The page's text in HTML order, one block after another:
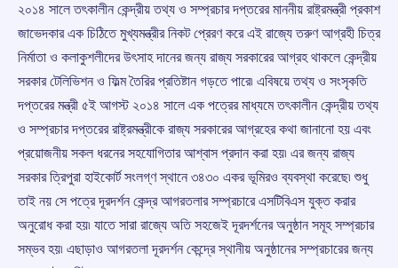
২০১৪ সালে তৎকালীন কেন্দ্রীয় তথ্য ও সম্প্রচার দপ্তরের মাননীয় রাষ্ট্রমন্ত্রী প্রকাশ
জাভেদকার এক চিঠিতে মুখ্যমন্ত্রীর নিকট প্রেরণ করে এই রাজ্যে তরুণ আগ্রহী চিত্র
নির্মাতা ও কলাকুশলীদের উৎসাহ দানের জন্য রাজ্য সরকারের আগ্রহ থাকলে কেন্দ্রীয়
সরকার টেলিভিশন ও ফিল্ম তৈরির প্রতিষ্টান গড়তে পারে৷ এবিষয়ে তথ্য ও সংসৃকতি
দপ্তরের মন্ত্রী ৫ই আগস্ট ২০১৪ সালে এক পত্রের মাধ্যমে তৎকালীন কেন্দ্রীয় তথ্য
ও সম্প্রচার দপ্তরের রাষ্ট্রমন্ত্রীকে রাজ্য সরকারের আগ্রহের কথা জানানো হয় এবং
প্রয়োজনীয় সকল ধরনের সহযোগিতার আশ্বাস প্রদান করা হয়৷ এর জন্য রাজ্য
সরকার ত্রিপুরা হাইকোর্ট সংলগ্ণ স্থানে ৩৪৩০ একর ভূমিরও ব্যবস্থা করেছে৷ শুধু
তাই নয় সে পত্রে দূরদর্শন কেন্দ্র আগরতলার সম্প্রচারে এসটিবিএস যুক্ত করার
অনুরোধ করা হয়৷ যাতে সারা রাজ্যে অতি সহজেই দূরদর্শনের অনুষ্ঠান সমূহ সম্প্রচার
সম্ভব হয়৷ এছাড়াও আগরতলা দূরদর্শন কেন্দ্রে স্থানীয় অনুষ্ঠানের সম্প্রচারের জন্য